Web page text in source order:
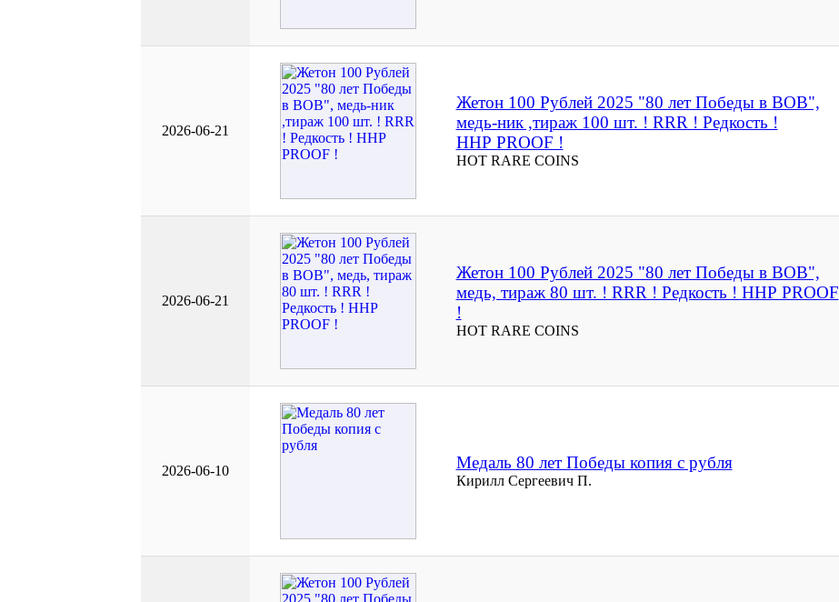
2026-06-21
Жетон 100 Рублей 2025 "80 лет Победы в ВОВ",
медь-ник ,тираж 100 шт. ! RRR ! Редкость !
ННР PROOF !
HOT RARE COINS
2026-06-21
Жетон 100 Рублей 2025 "80 лет Победы в ВОВ",
медь, тираж 80 шт. ! RRR ! Редкость ! ННР PROOF
!
HOT RARE COINS
2026-06-10 Медаль 80 лет Победы копия с рубля
Кирилл Сергеевич П.